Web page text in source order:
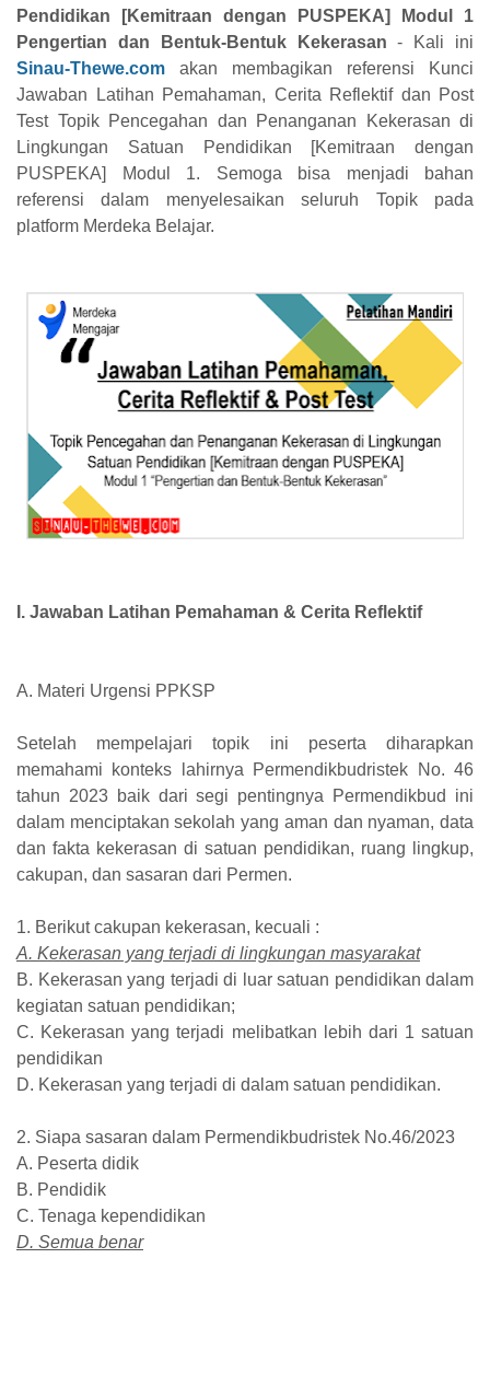
Pendidikan [Kemitraan dengan PUSPEKA] Modul 1
Pengertian dan Bentuk-Bentuk Kekerasan - Kali ini
Sinau-Thewe.com akan membagikan referensi Kunci
Jawaban Latihan Pemahaman, Cerita Reflektif dan Post
Test Topik Pencegahan dan Penanganan Kekerasan di
Lingkungan Satuan Pendidikan [Kemitraan dengan
PUSPEKA] Modul 1. Semoga bisa menjadi bahan
referensi dalam menyelesaikan seluruh Topik pada
platform Merdeka Belajar.
I. Jawaban Latihan Pemahaman & Cerita Reflektif
A. Materi Urgensi PPKSP
Setelah mempelajari topik ini peserta diharapkan
memahami konteks lahirnya Permendikbudristek No. 46
tahun 2023 baik dari segi pentingnya Permendikbud ini
dalam menciptakan sekolah yang aman dan nyaman, data
dan fakta kekerasan di satuan pendidikan, ruang lingkup,
cakupan, dan sasaran dari Permen.
1. Berikut cakupan kekerasan, kecuali :
A. Kekerasan yang terjadi di lingkungan masyarakat
B. Kekerasan yang terjadi di luar satuan pendidikan dalam
kegiatan satuan pendidikan;
C. Kekerasan yang terjadi melibatkan lebih dari 1 satuan
pendidikan
D. Kekerasan yang terjadi di dalam satuan pendidikan.
2. Siapa sasaran dalam Permendikbudristek No.46/2023
A. Peserta didik
B. Pendidik
C. Tenaga kependidikan
D. Semua benar